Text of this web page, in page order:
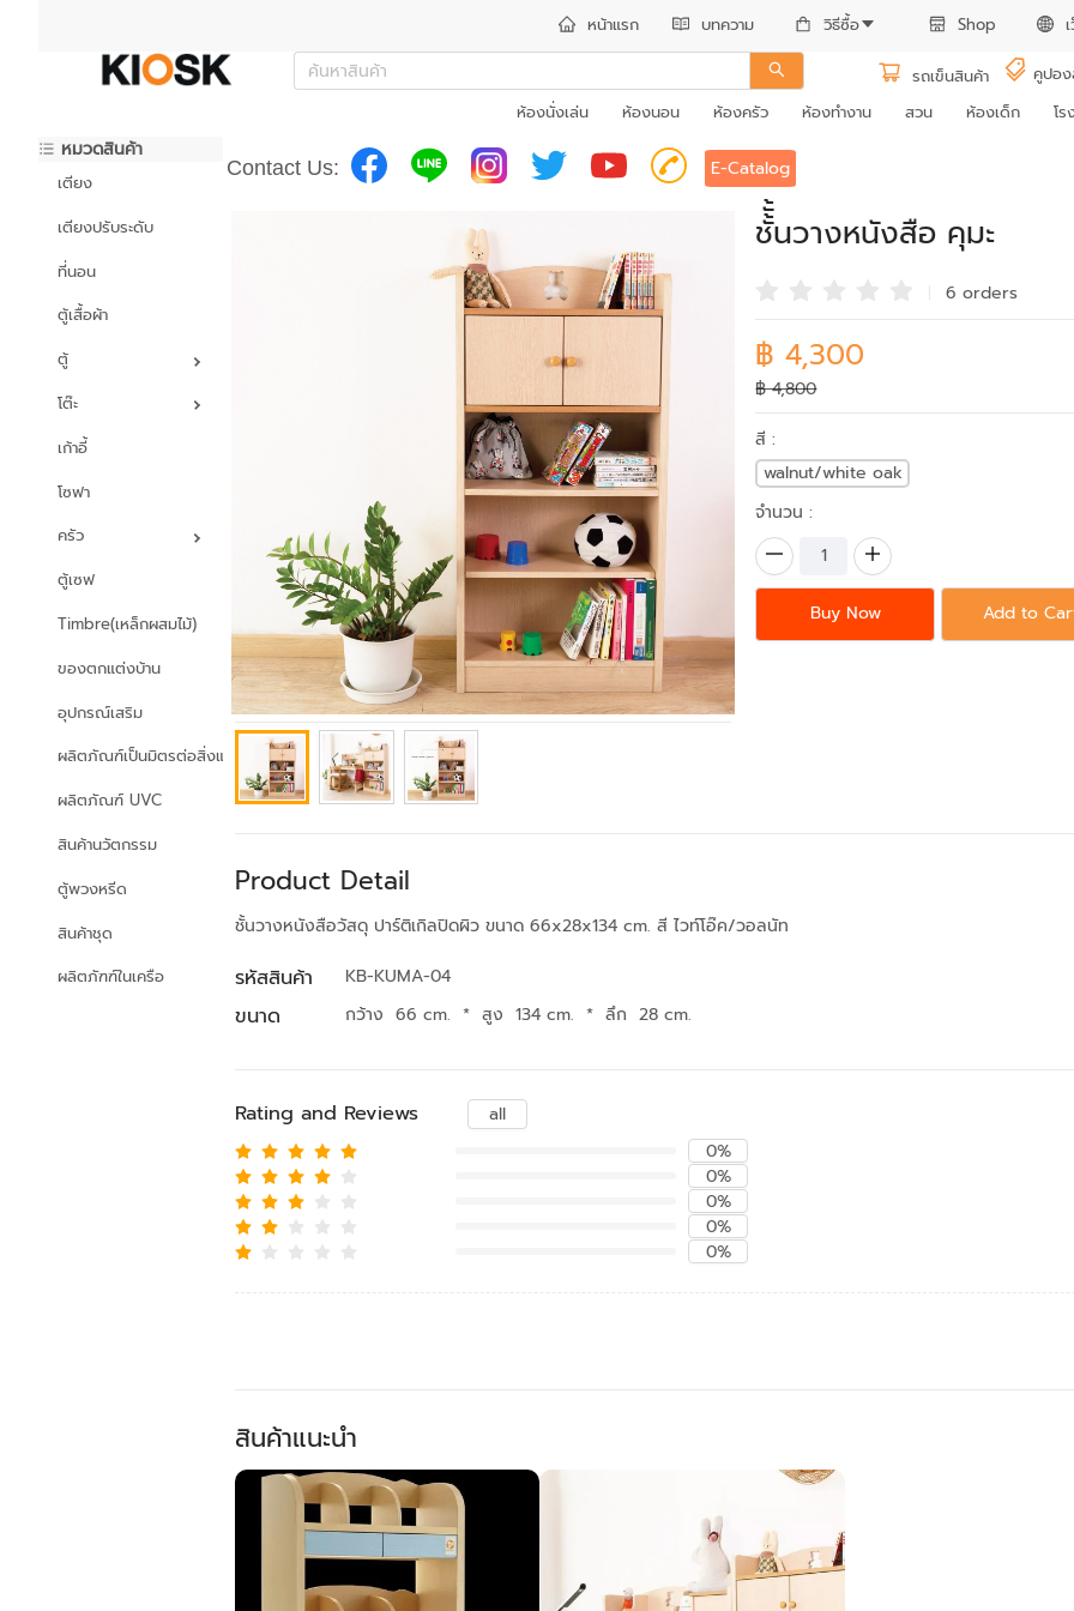
หน้าแรก บทความ วิธีซื้อ Shop
รถเข็นสินค้า
คูปอ
ห้องนั่งเล่น
ห้องนอน ห้องครัว ห้องทำงาน สวน ห้องเด็ก โร
หมวดสินค้า
เตียง
เตียงปรับระดับ
ที่นอน
ตู้เสื้อผ้า
ตู้
โต๊ะ
เก้าอี้
โซฟา
ครัว
ตู้เซฟ
Timbre(เหล็กผสมไม้)
ของตกแต่งบ้าน
อุปกรณ์เสริม
ผลิตภัณฑ์เป็นมิตรต่อสิ่งแวดล้อม
ผลิตภัณฑ์ UVC
สินค้านวัตกรรม
ตู้พวงหรีด
สินค้าชุด
ผลิตภัฑฑ์ในเครือ
Contact Us: E-Catalog
ชั้ั้นวางหนังสือ คุมะ
6 orders
฿ 4,300
฿ 4,800
สี :
walnut/white oak
จำนวน :
Buy Now Add to
Product Detail
ชั้นวางหนังสือวัสดุ ปาร์ติเกิลปิดผิว ขนาด 66x28x134 cm. สี ไวท์โอ๊ค/วอลนัท
รหัสสินค้า KB-KUMA-04
ขนาด กว้าง 66 cm. * สูง 134 cm. * ลึก 28 cm.
Rating and Reviews
all
0%
0%
0%
0%
0%
สินค้าแนะนำ